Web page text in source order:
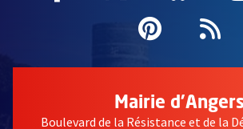
Pinterest
, Ouvre
Mairie d'Angers
Boulevard de la Résistance et de la